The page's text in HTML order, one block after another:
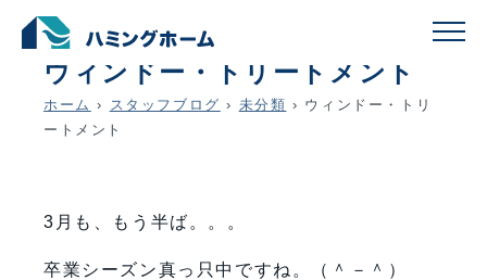
schedule
ウィンドー・トリートメント
ホーム › スタッフブログ › 未分類 › ウィンドー・トリ
ートメント
3月も、もう半ば。。。
卒業シーズン真っ只中ですね。（＾－＾）